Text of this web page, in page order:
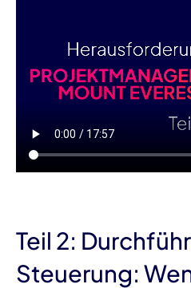
Teil 2:
Steuerung: